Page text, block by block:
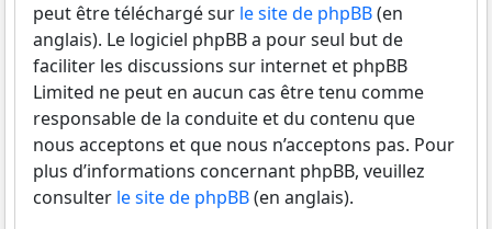
peut être téléchargé sur le site de phpBB(en
anglais). Le logiciel phpBB a pour seul but de
faciliter les discussions sur internet et phpBB
Limited ne peut en aucun cas être tenu comme
responsable de la conduite et du contenu que
nous acceptons et que nous n’acceptons pas. Pour
plus d’informations concernant phpBB, veuillez
consulter le site de phpBB(en anglais).